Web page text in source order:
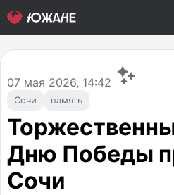
Сочи память
07 мая 2026, 14:42
Дню Победы
Сочи